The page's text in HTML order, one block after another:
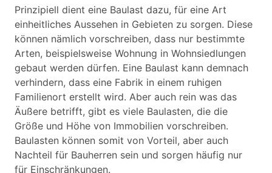
Prinzipiell dient eine Baulast dazu, für eine Art
einheitliches Aussehen in Gebieten zu sorgen. Diese
können nämlich vorschreiben, dass nur bestimmte
Arten, beispielsweise Wohnung in Wohnsiedlungen
gebaut werden dürfen. Eine Baulast kann demnach
verhindern, dass eine Fabrik in einem ruhigen
Familienort erstellt wird. Aber auch rein was das
Äußere betrifft, gibt es viele Baulasten, die die
Größe und Höhe von Immobilien vorschreiben.
Baulasten können somit von Vorteil, aber auch
Nachteil für Bauherren sein und sorgen häufig nur
für Einschränkungen.